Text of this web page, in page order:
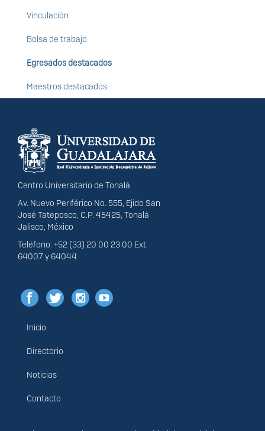
Vinculación
Bolsa de trabajo
Egresados destacados
Maestros destacados
Información del
portal
Centro Universitario de Tonalá
Av. Nuevo Periférico No. 555, Ejido San
José Tateposco, C.P. 45425, Tonalá
Jalisco, México
Teléfono: +52 (33) 20 00 23 00 Ext.
64007 y 64044
Menú
principal
Inicio
Directorio
Noticias
Contacto